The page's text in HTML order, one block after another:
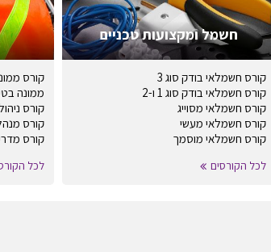
חשמל ומקצועות טכניים
קורס חשמלאי בודק סוג 3
קורס חשמלאי בודק סוג 1 ו-2
קורס חשמלאי מסוייג
קורס חשמלאי מעשי
קורס חשמלאי מוסמך
לכל הקורסים
קורס
ממונה
קורס
קורס
קורס
לכל